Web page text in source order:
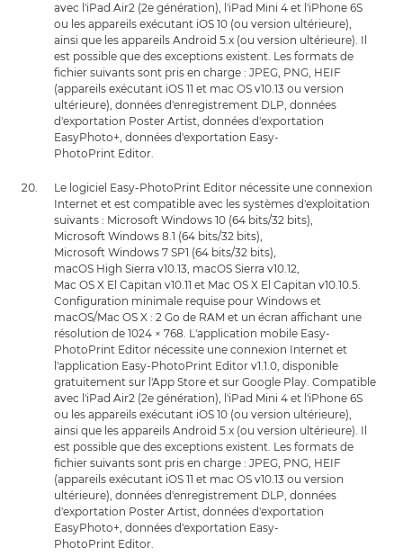
avec l'iPad Air2 (2e génération), l'iPad Mini 4 et l'iPhone 6S
ou les appareils exécutant iOS 10 (ou version ultérieure),
ainsi que les appareils Android 5.x (ou version ultérieure). Il
est possible que des exceptions existent. Les formats de
fichier suivants sont pris en charge : JPEG, PNG, HEIF
(appareils exécutant iOS 11 et mac OS v10.13 ou version
ultérieure), données d'enregistrement DLP, données
d'exportation Poster Artist, données d'exportation
EasyPhoto+, données d'exportation Easy-
PhotoPrint Editor.
Le logiciel Easy-PhotoPrint Editor nécessite une connexion
Internet et est compatible avec les systèmes d'exploitation
suivants : Microsoft Windows 10 (64 bits/32 bits),
Microsoft Windows 8.1 (64 bits/32 bits),
Microsoft Windows 7 SP1 (64 bits/32 bits),
macOS High Sierra v10.13, macOS Sierra v10.12,
Mac OS X El Capitan v10.11 et Mac OS X El Capitan v10.10.5.
Configuration minimale requise pour Windows et
macOS/Mac OS X : 2 Go de RAM et un écran affichant une
résolution de 1024 × 768. L'application mobile Easy-
PhotoPrint Editor nécessite une connexion Internet et
l'application Easy-PhotoPrint Editor v1.1.0, disponible
gratuitement sur l'App Store et sur Google Play. Compatible
avec l'iPad Air2 (2e génération), l'iPad Mini 4 et l'iPhone 6S
ou les appareils exécutant iOS 10 (ou version ultérieure),
ainsi que les appareils Android 5.x (ou version ultérieure). Il
est possible que des exceptions existent. Les formats de
fichier suivants sont pris en charge : JPEG, PNG, HEIF
(appareils exécutant iOS 11 et mac OS v10.13 ou version
ultérieure), données d'enregistrement DLP, données
d'exportation Poster Artist, données d'exportation
EasyPhoto+, données d'exportation Easy-
PhotoPrint Editor.